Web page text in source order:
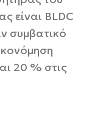
είναι BLDC
συμβατικό
20 % στις